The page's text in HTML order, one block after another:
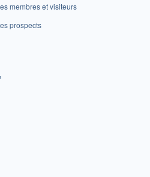
membres et visiteurs
prospects